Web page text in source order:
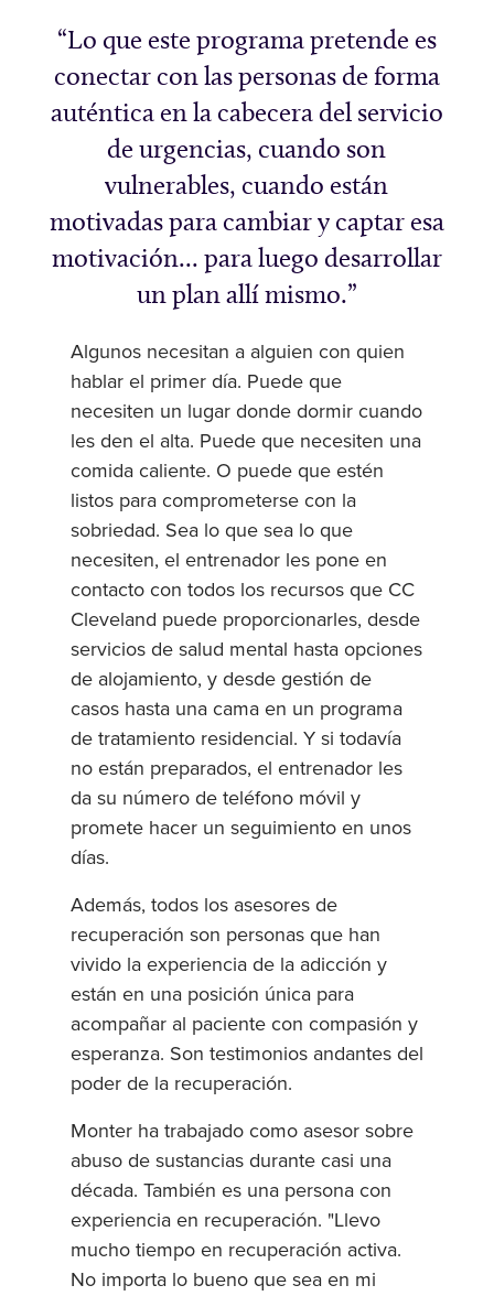
Lo que este programa pretende es
conectar con las personas de forma
auténtica en la cabecera del servicio
de urgencias, cuando son
vulnerables, cuando están
motivadas para cambiar y captar esa
motivación... para luego desarrollar
un plan allí mismo.
Algunos necesitan a alguien con quien
hablar el primer día. Puede que
necesiten un lugar donde dormir cuando
les den el alta. Puede que necesiten una
comida caliente. O puede que estén
listos para comprometerse con la
sobriedad. Sea lo que sea lo que
necesiten, el entrenador les pone en
contacto con todos los recursos que CC
Cleveland puede proporcionarles, desde
servicios de salud mental hasta opciones
de alojamiento, y desde gestión de
casos hasta una cama en un programa
de tratamiento residencial. Y si todavía
no están preparados, el entrenador les
da su número de teléfono móvil y
promete hacer un seguimiento en unos
días.
Además, todos los asesores de
recuperación son personas que han
vivido la experiencia de la adicción y
están en una posición única para
acompañar al paciente con compasión y
esperanza. Son testimonios andantes del
poder de la recuperación.
Monter ha trabajado como asesor sobre
abuso de sustancias durante casi una
década. También es una persona con
experiencia en recuperación. "Llevo
mucho tiempo en recuperación activa.
No importa lo bueno que sea en mi